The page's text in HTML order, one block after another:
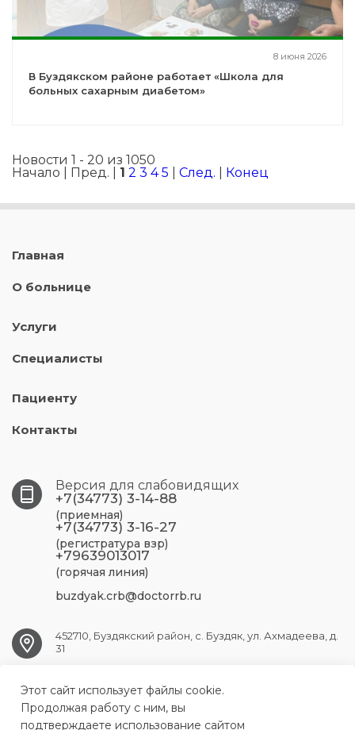
8 июня 2026
В Буздякском районе работает «Школа для
больных сахарным диабетом»
Новости 1 - 20 из 1050
Начало | Пред. | 1 2 3 4 5 След. Конец
Главная
О больнице
Услуги
Специалисты
Пациенту
Контакты
Версия для слабовидящих
+7(34773) 3-14-88
(приемная)
+7(34773) 3-16-27
(регистратура взр)
+79639013017
(горячая линия)
buzdyak.crb@doctorrb.ru
452710, Буздякский район, с. Буздяк, ул. Ахмадеева, д.
31
BUZDYAK.CRB@doctorrb.ru
Этот сайт использует файлы cookie.
Продолжая работу с ним, вы
подтверждаете использование сайтом